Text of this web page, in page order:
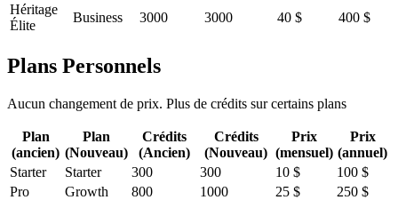
Héritage
Élite
Business 3000 3000 40 $ 400 $
Plans Personnels
Aucun changement de prix. Plus de crédits sur certains plans
Plan
(ancien)
Plan
(Nouveau)
Crédits
(Ancien)
Crédits
(Nouveau)
Prix
(mensuel)
Prix
(annuel)
Starter
Starter 300 300 10 $
100 $
Pro
Growth 800 1000 25 $
250 $